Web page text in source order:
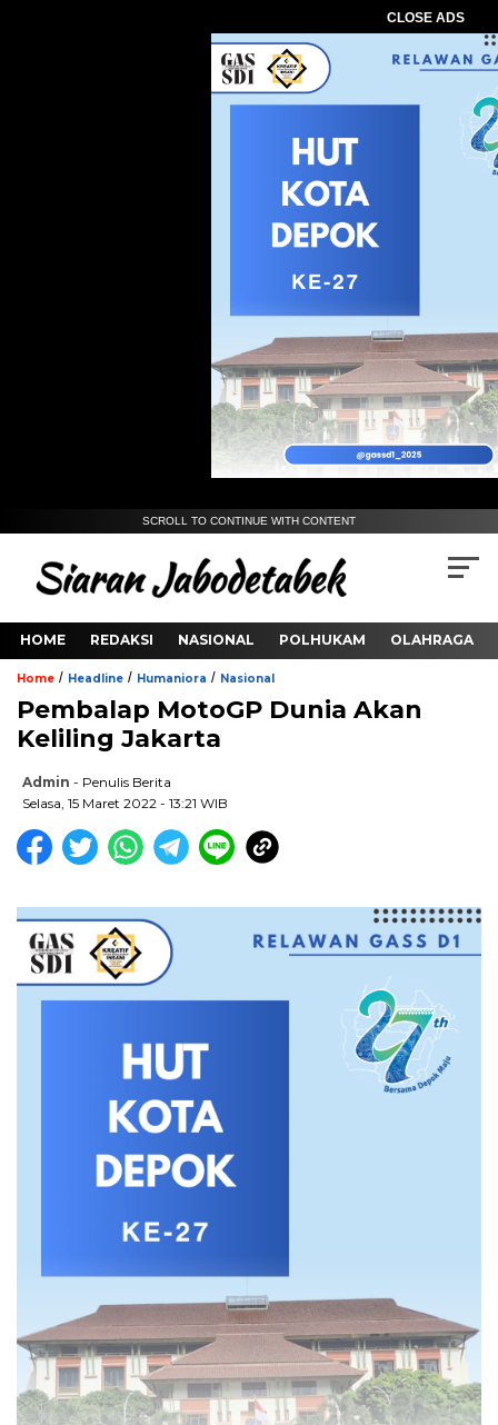
CLOSE ADS
SCROLL TO CONTINUE WITH CONTENT
HOME REDAKSI NASIONAL POLHUKAM OLAHRAGA
Home / Headline / Humaniora / Nasional
Pembalap MotoGP Dunia Akan
Keliling Jakarta
Admin - Penulis Berita
Selasa, 15 Maret 2022 - 13:21 WIB